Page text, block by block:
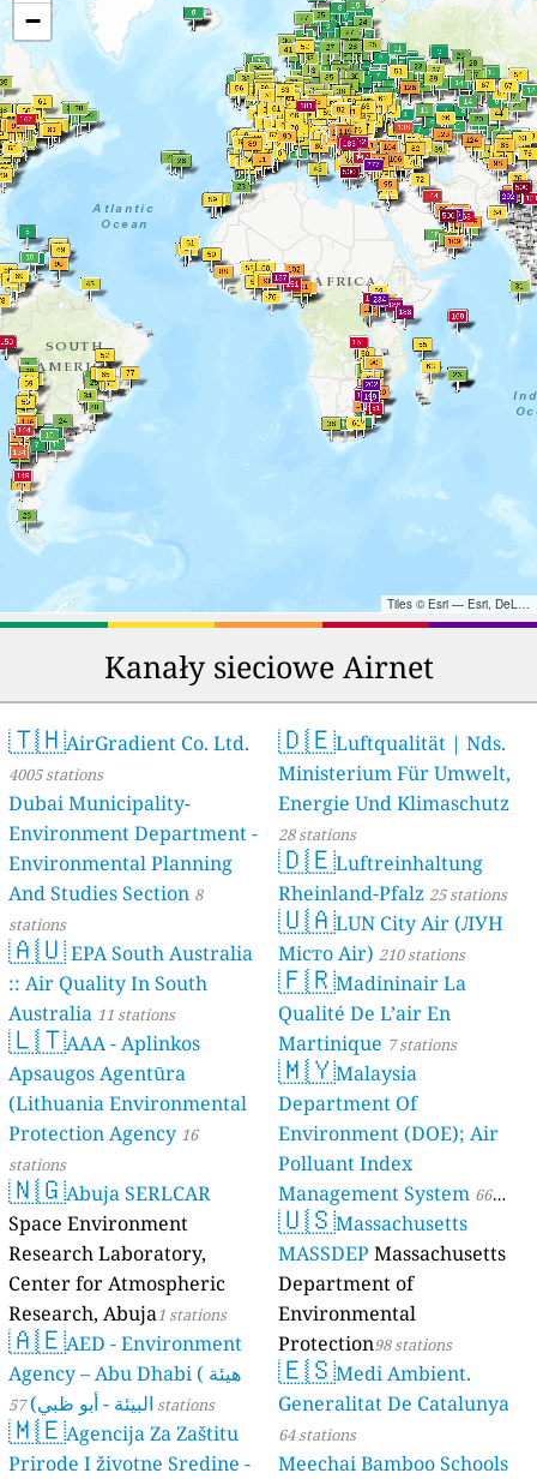
−
Tiles © Esri — Esri, DeLorme, NAVTEQ, TomTom, Intermap, iPC, USGS, FAO, NPS, NRCAN, GeoBase, Kadaster NL, Ordnance Survey, Esri Japan, METI, Esri China (Hong Kong), and the GIS User Community
Kanały sieciowe Airnet
🇹🇭AirGradient Co. Ltd.
4005 stations
Dubai Municipality-
Environment Department -
Environmental Planning
And Studies Section 8
stations
🇦🇺EPA South Australia
:: Air Quality In South
Australia 11 stations
🇱🇹AAA - Aplinkos
Apsaugos Agentūra
(Lithuania Environmental
Protection Agency 16
stations
🇳🇬Abuja SERLCAR
Space Environment
Research Laboratory,
Center for Atmospheric
Research, Abuja1 stations
🇦🇪AED - Environment
Agency – Abu Dhabi ( هيئة
البيئة - أبو ظبي) 57 stations
🇲🇪Agencija Za Zaštitu
Prirode I životne Sredine -
🇩🇪Luftqualität | Nds.
Ministerium Für Umwelt,
Energie Und Klimaschutz
28 stations
🇩🇪Luftreinhaltung
Rheinland-Pfalz 25 stations
🇺🇦LUN City Air (ЛУН
Місто Air) 210 stations
🇫🇷Madininair La
Qualité De L’air En
Martinique 7 stations
🇲🇾Malaysia
Department Of
Environment (DOE); Air
Polluant Index
Management System 66
stations
🇺🇸Massachusetts
MASSDEP Massachusetts
Department of
Environmental
Protection98 stations
🇪🇸Medi Ambient.
Generalitat De Catalunya
64 stations
Meechai Bamboo Schools